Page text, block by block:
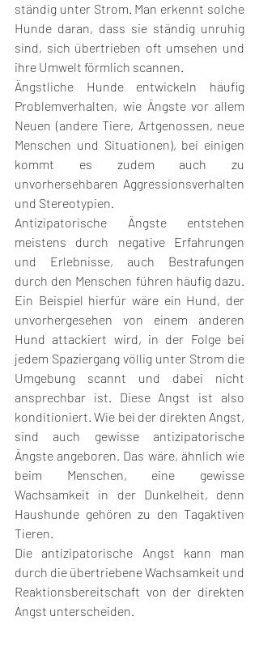
ständig unter Strom. Man erkennt solche
Hunde daran, dass sie ständig unruhig
sind, sich übertrieben oft umsehen und
ihre Umwelt förmlich scannen.
Ängstliche Hunde entwickeln häufig
Problemverhalten, wie Ängste vor allem
Neuen (andere Tiere, Artgenossen, neue
Menschen und Situationen), bei einigen
kommt es zudem auch zu
unvorhersehbaren Aggressionsverhalten
und Stereotypien.
Antizipatorische Ängste entstehen
meistens durch negative Erfahrungen
und Erlebnisse, auch Bestrafungen
durch den Menschen führen häufig dazu.
Ein Beispiel hierfür wäre ein Hund, der
unvorhergesehen von einem anderen
Hund attackiert wird, in der Folge bei
jedem Spaziergang völlig unter Strom die
Umgebung scannt und dabei nicht
ansprechbar ist. Diese Angst ist also
konditioniert. Wie bei der direkten Angst,
sind auch gewisse antizipatorische
Ängste angeboren. Das wäre, ähnlich wie
beim Menschen, eine gewisse
Wachsamkeit in der Dunkelheit, denn
Haushunde gehören zu den Tagaktiven
Tieren.
Die antizipatorische Angst kann man
durch die übertriebene Wachsamkeit und
Reaktionsbereitschaft von der direkten
Angst unterscheiden.